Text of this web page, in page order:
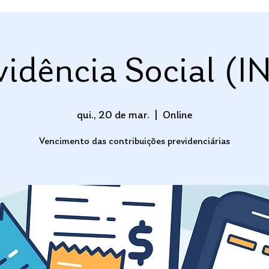
Social
qui., 20 de mar. Online
Vencimento das contribuições previdenciárias